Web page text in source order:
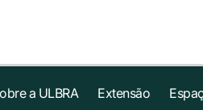
a ULBRA Extensão